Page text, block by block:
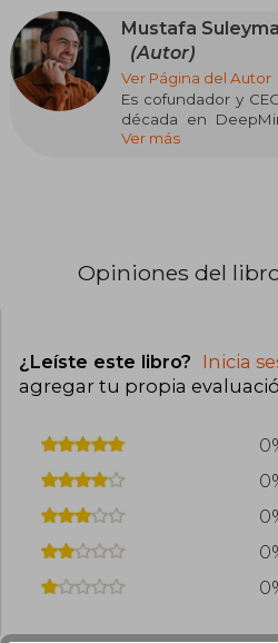
Mustafa
(Autor)
Ver Página del Autor
Es cofundador y
década en
punteras en
Inflection AI junto
Ver más
Opiniones del
¿Leíste este libro? Inicia
agregar tu propia